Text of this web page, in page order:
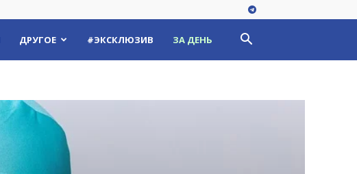
ДРУГОЕ #ЭКСКЛЮЗИВ ЗА ДЕНЬ